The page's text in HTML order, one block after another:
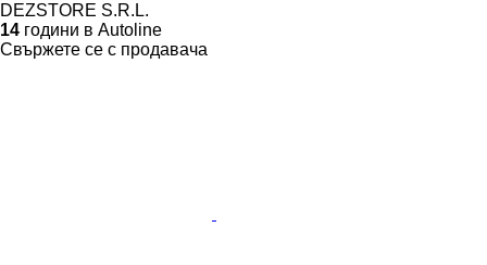
DEZSTORE S.R.L.
14 години в Autoline
Свържете се с продавача